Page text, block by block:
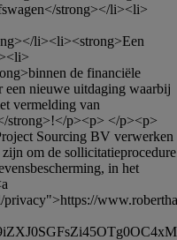
strong></li><li>
li><li><strong>Een
de financiële
nieuwe uitdaging waarbij
vermelding van
strong>!</p><p> </p><p>
Sourcing BV verwerken
om de sollicitatieprocedure
in het